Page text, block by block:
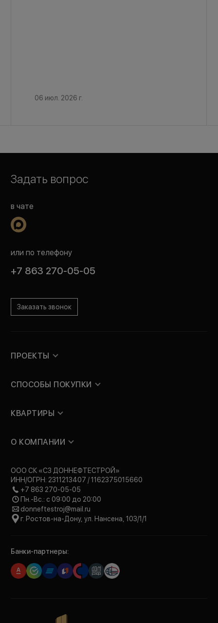
06 июл. 2026 г.
Задать вопрос
в чате
или по телефону
+7 863 270-05-05
Заказать звонок
ПРОЕКТЫ
СПОСОБЫ ПОКУПКИ
КВАРТИРЫ
О КОМПАНИИ
ООО СК «СЗ ДОННЕФТЕСТРОЙ»
ИНН/ОГРН: 2311213407 / 1162375015660
+7 863 270-05-05
Пн.-Вс.: с 09:00 до 20:00
donneftestroj@mail.ru
г. Ростов-на-Дону, ул. Нансена, 103/1/1
Банки-партнеры: